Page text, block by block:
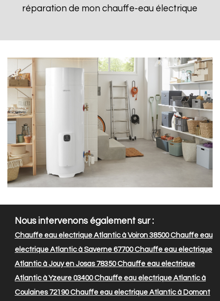
réparation de mon chauffe-eau électrique
Nous intervenons également sur :
Chauffe eau electrique Atlantic à Voiron 38500Chauffe eau
electrique Atlantic à Saverne 67700Chauffe eau electrique
Atlantic à Jouy en Josas 78350Chauffe eau electrique
Atlantic à Yzeure 03400Chauffe eau electrique Atlantic à
Coulaines 72190Chauffe eau electrique Atlantic à Domont